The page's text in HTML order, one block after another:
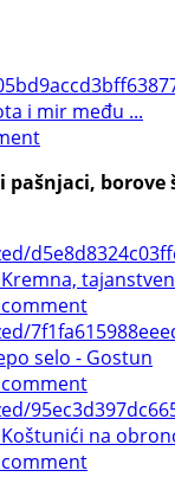
i mir među ...
borove
selo - Gostun
na